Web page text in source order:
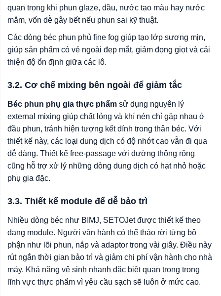
quan trọng khi phun glaze, dầu, nước tạo màu hay nước
mắm, vốn dễ gây bết nếu phun sai kỹ thuật.
Các dòng béc phun phủ fine fog giúp tạo lớp sương mịn,
giúp sản phẩm có vẻ ngoài đẹp mắt, giảm đọng giọt và cải
thiện độ ổn định giữa các lô.
3.2. Cơ chế mixing bên ngoài để giảm tắc
Béc phun phụ gia thực phẩm sử dụng nguyên lý
external mixing giúp chất lỏng và khí nén chỉ gặp nhau ở
đầu phun, tránh hiện tượng kết dính trong thân béc. Với
thiết kế này, các loại dung dịch có độ nhớt cao vẫn đi qua
dễ dàng. Thiết kế free-passage với đường thông rộng
cũng hỗ trợ xử lý những dòng dung dịch có hạt nhỏ hoặc
phụ gia đặc.
3.3. Thiết kế module để dễ bảo trì
Nhiều dòng béc như BIMJ, SETOJet được thiết kế theo
dạng module. Người vận hành có thể tháo rời từng bộ
phận như lõi phun, nắp và adaptor trong vài giây. Điều này
rút ngắn thời gian bảo trì và giảm chi phí vận hành cho nhà
máy. Khả năng vệ sinh nhanh đặc biệt quan trọng trong
lĩnh vực thực phẩm vì yêu cầu sạch sẽ luôn ở mức cao.